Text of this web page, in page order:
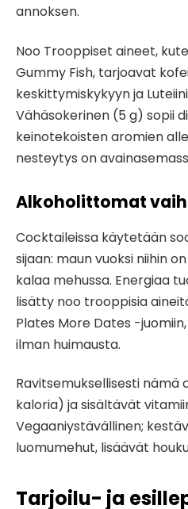
annoksen.
Noo Trooppiset aineet,
Gummy Fish, tarjoavat
keskittymiskykyyn ja
Vähäsokerinen (5 g) sopii
keinotekoisten aromien
nesteytys on
Alkoholittomat
Cocktaileissa käytetään
sijaan: maun vuoksi niihin
kalaa mehussa. Energiaa
lisätty noo trooppisia
Plates More Dates -
ilman huimausta.
Ravitsemuksellisesti nämä
kaloria) ja sisältävät
Vegaaniystävällinen;
luomumehut, lisäävät
Tarjoilu- ja